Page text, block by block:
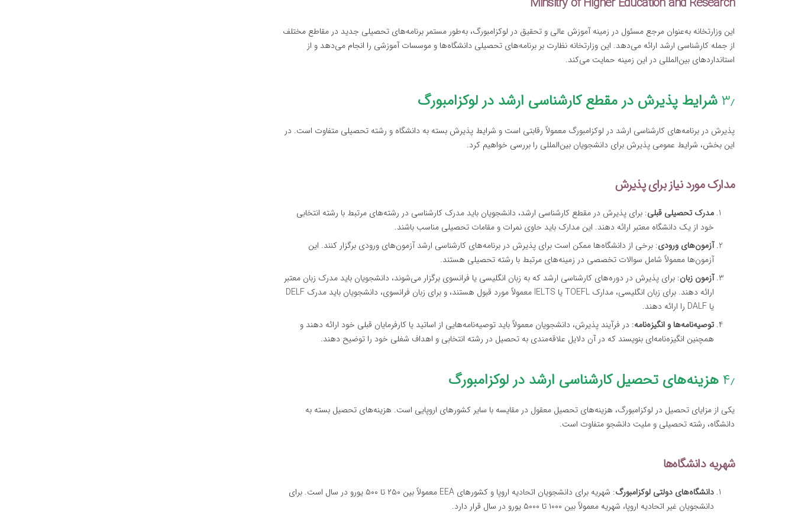
این وزارتخانه به‌عنوان مرجع مسئول در زمینه آموزش عالی و تحقیق در لوکزامبورگ، به‌طور مستمر برنامه‌های تحصیلی جدید در مقاطع مختلف
از جمله کارشناسی ارشد ارائه می‌دهد. این وزارتخانه نظارت بر برنامه‌های تحصیلی دانشگاه‌ها و موسسات آموزشی را انجام می‌دهد و از
استانداردهای بین‌المللی در این زمینه حمایت می‌کند.
۳٫شرایط پذیرش در مقطع کارشناسی ارشد در لوکزامبورگ
پذیرش در برنامه‌های کارشناسی ارشد در لوکزامبورگ معمولاً رقابتی است و شرایط پذیرش بسته به دانشگاه و رشته تحصیلی متفاوت است. در
این بخش، شرایط عمومی پذیرش برای دانشجویان بین‌المللی را بررسی خواهیم کرد.
مدارک مورد نیاز برای پذیرش
مدرک تحصیلی قبلی: برای پذیرش در مقطع کارشناسی ارشد، دانشجویان باید مدرک کارشناسی در رشته‌های مرتبط با رشته انتخابی
خود از یک دانشگاه معتبر ارائه دهند. این مدارک باید حاوی نمرات و مقامات تحصیلی مناسب باشند.
آزمون‌های ورودی: برخی از دانشگاه‌ها ممکن است برای پذیرش در برنامه‌های کارشناسی ارشد آزمون‌های ورودی برگزار کنند. این
آزمون‌ها معمولاً شامل سوالات تخصصی در زمینه‌های مرتبط با رشته تحصیلی هستند.
آزمون زبان: برای پذیرش در دوره‌های کارشناسی ارشد که به زبان انگلیسی یا فرانسوی برگزار می‌شوند، دانشجویان باید مدرک زبان معتبر
ارائه دهند. برای زبان انگلیسی، مدارک TOEFL یا IELTS معمولاً مورد قبول هستند، و برای زبان فرانسوی، دانشجویان باید مدرک DELF
یا DALF را ارائه دهند.
توصیه‌نامه‌ها و انگیزه‌نامه: در فرآیند پذیرش، دانشجویان معمولاً باید توصیه‌نامه‌هایی از اساتید یا کارفرمایان قبلی خود ارائه دهند و
همچنین انگیزه‌نامه‌ای بنویسند که در آن دلایل علاقه‌مندی به تحصیل در رشته انتخابی و اهداف شغلی خود را توضیح دهند.
۴٫ هزینه‌های تحصیل کارشناسی ارشد در لوکزامبورگ
یکی از مزایای تحصیل در لوکزامبورگ، هزینه‌های تحصیل معقول در مقایسه با سایر کشورهای اروپایی است. هزینه‌های تحصیل بسته به
دانشگاه، رشته تحصیلی و ملیت دانشجو متفاوت است.
شهریه دانشگاه‌ها
دانشگاه‌های دولتی لوکزامبورگ
: شهریه برای دانشجویان اتحادیه اروپا و کشورهای EEA معمولاً بین ۲۵۰ تا ۵۰۰ یورو در سال است. برای
دانشجویان غیر اتحادیه اروپا، شهریه معمولاً بین ۱۰۰۰ تا ۵۰۰۰ یورو در سال قرار دارد.